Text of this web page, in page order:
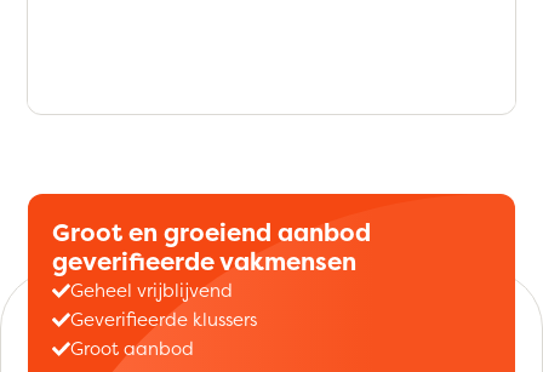
Groot en groeiend aanbod
geverifieerde vakmensen
Geheel vrijblijvend
Geverifieerde klussers
Groot aanbod